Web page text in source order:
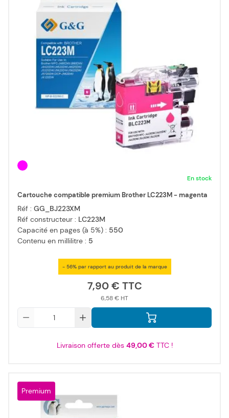
En stock
Cartouche compatible premium Brother LC223M - magenta
Réf : GG_BJ223XM
Réf constructeur : LC223M
Capacité en pages (à 5%) : 550
Contenu en millilitre : 5
- 56% par rapport au produit de la marque
7,90 €
6,58 €
Livraison offerte dès 49,00 €TTC !
Premium